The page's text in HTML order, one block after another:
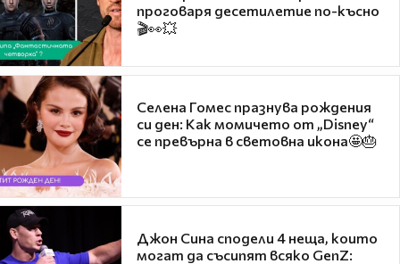
проговаря десетилетие по-късно
🎬👀💥
Селена Гомес празнува рождения
си ден: Как момичето от „Disney“
се превърна в световна икона🤩🎂
Джон Сина сподели 4 неща, които
могат да съсипят всяко GenZ: